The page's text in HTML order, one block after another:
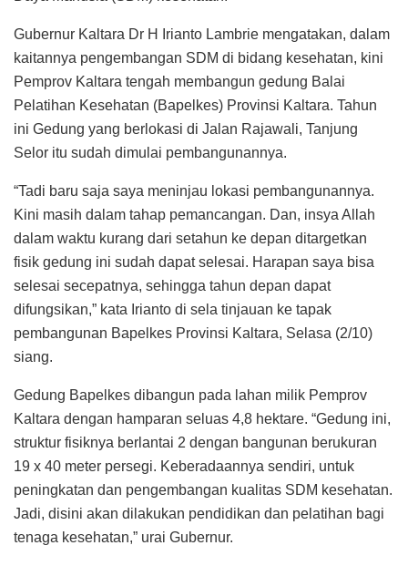
Gubernur Kaltara Dr H Irianto Lambrie mengatakan, dalam
kaitannya pengembangan SDM di bidang kesehatan, kini
Pemprov Kaltara tengah membangun gedung Balai
Pelatihan Kesehatan (Bapelkes) Provinsi Kaltara. Tahun
ini Gedung yang berlokasi di Jalan Rajawali, Tanjung
Selor itu sudah dimulai pembangunannya.
“Tadi baru saja saya meninjau lokasi pembangunannya.
Kini masih dalam tahap pemancangan. Dan, insya Allah
dalam waktu kurang dari setahun ke depan ditargetkan
fisik gedung ini sudah dapat selesai. Harapan saya bisa
selesai secepatnya, sehingga tahun depan dapat
difungsikan,” kata Irianto di sela tinjauan ke tapak
pembangunan Bapelkes Provinsi Kaltara, Selasa (2/10)
siang.
Gedung Bapelkes dibangun pada lahan milik Pemprov
Kaltara dengan hamparan seluas 4,8 hektare. “Gedung ini,
struktur fisiknya berlantai 2 dengan bangunan berukuran
19 x 40 meter persegi. Keberadaannya sendiri, untuk
peningkatan dan pengembangan kualitas SDM kesehatan.
Jadi, disini akan dilakukan pendidikan dan pelatihan bagi
tenaga kesehatan,” urai Gubernur.